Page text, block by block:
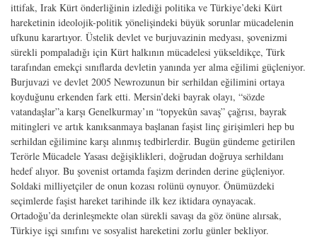
ittifak, Irak Kürt önderliğinin izlediği politika ve Türkiye’deki Kürt
hareketinin ideolojik-politik yönelişindeki büyük sorunlar mücadelenin
ufkunu karartıyor. Üstelik devlet ve burjuvazinin medyası, şovenizmi
sürekli pompaladığı için Kürt halkının mücadelesi yükseldikçe, Türk
tarafından emekçi sınıflarda devletin yanında yer alma eğilimi güçleniyor.
Burjuvazi ve devlet 2005 Newrozunun bir serhildan eğilimini ortaya
koyduğunu erkenden fark etti. Mersin’deki bayrak olayı, “sözde
vatandaşlar”a karşı Genelkurmay’ın “topyekûn savaş” çağrısı, bayrak
mitingleri ve artık kanıksanmaya başlanan faşist linç girişimleri hep bu
serhildan eğilimine karşı alınmış tedbirlerdir. Bugün gündeme getirilen
Terörle Mücadele Yasası değişiklikleri, doğrudan doğruya serhildanı
hedef alıyor. Bu şovenist ortamda faşizm derinden derine güçleniyor.
Soldaki milliyetçiler de onun kozası rolünü oynuyor. Önümüzdeki
seçimlerde faşist hareket tarihinde ilk kez iktidara oynayacak.
Ortadoğu’da derinleşmekte olan sürekli savaşı da göz önüne alırsak,
Türkiye işçi sınıfını ve sosyalist hareketini zorlu günler bekliyor.